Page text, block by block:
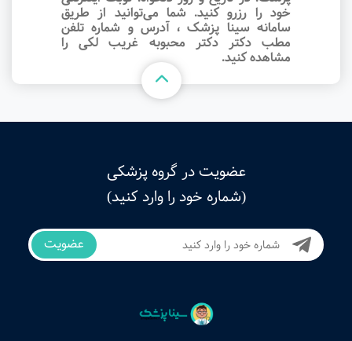
خود را رزرو کنید. شما می‌توانید از طریق
سامانه سینا پزشک ، آدرس و شماره تلفن
مطب دکتر دکتر محبوبه غریب لکی را
مشاهده کنید.
عضویت در گروه پزشکی
(شماره خود را وارد کنید)
عضویت